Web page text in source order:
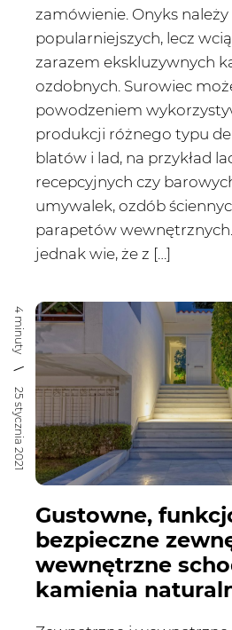
zamówienie. Onyks
popularniejszych, lecz
zarazem ekskluzywnych
ozdobnych. Surowiec
powodzeniem
produkcji różnego typu
blatów i lad, na przykład
recepcyjnych czy
umywalek, ozdób
parapetów
jednak wie, że z […]
4 minuty
25 stycznia 2021
Gustowne,
bezpieczne
wewnętrzne
kamienia